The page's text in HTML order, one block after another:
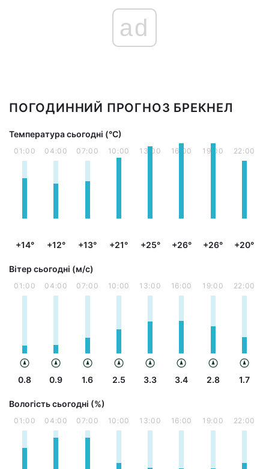
ad
ПОГОДИННИЙ ПРОГНОЗ БРЕКНЕЛ
Температура сьогодні (°С)
01:00
+14°
04:00
+12°
07:00
+13°
10:00
+21°
13:00
+25°
16:00
+26°
19:00
+26°
22:00
+20°
Вітер сьогодні (м/с)
01:00
0.8
04:00
0.9
07:00
1.6
10:00
2.5
13:00
3.3
16:00
3.4
19:00
2.8
22:00
1.7
Вологість сьогодні (%)
01:00 04:00 07:00 10:00 13:00 16:00 19:00 22:00